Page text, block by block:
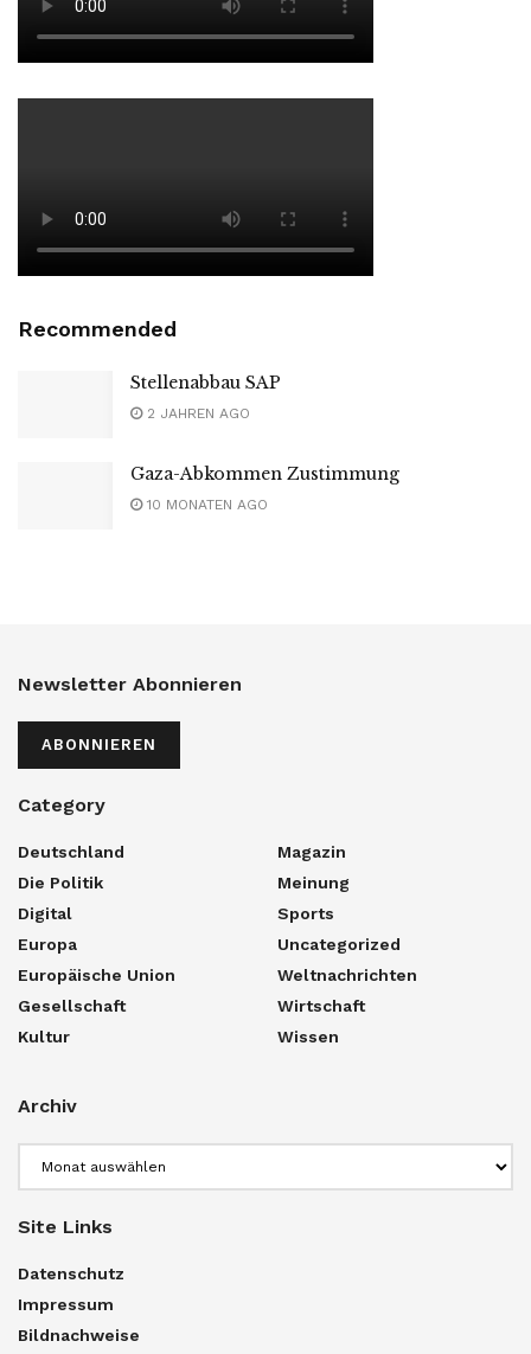
Recommended
Stellenabbau SAP
2 JAHREN AGO
Gaza-Abkommen Zustimmung
10 MONATEN AGO
Newsletter Abonnieren
ABONNIEREN
Category
Deutschland
Die Politik
Digital
Europa
Europäische Union
Gesellschaft
Kultur
Magazin
Meinung
Sports
Uncategorized
Weltnachrichten
Wirtschaft
Wissen
Archiv
Site Links
Datenschutz
Impressum
Bildnachweise